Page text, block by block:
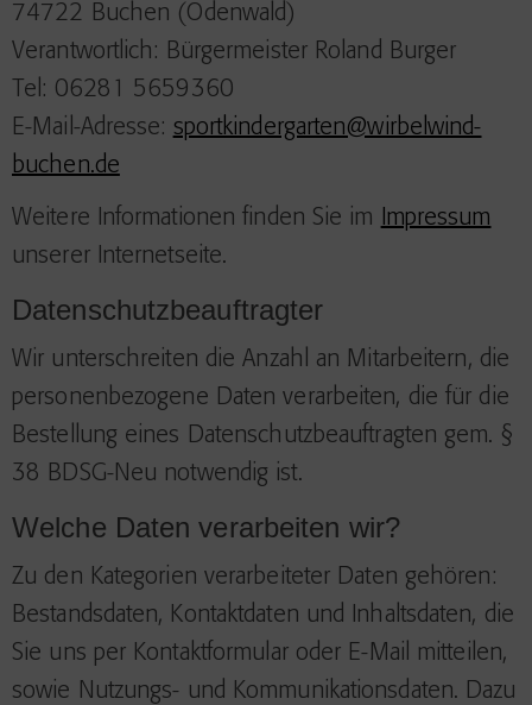
74722 Buchen (Odenwald)
Verantwortlich: Bürgermeister Roland Burger
Tel: 06281 5659360
E-Mail-Adresse: sportkindergarten@wirbelwind-
buchen.de
Weitere Informationen finden Sie im Impressum
unserer Internetseite.
Datenschutzbeauftragter
Wir unterschreiten die Anzahl an Mitarbeitern, die
personenbezogene Daten verarbeiten, die für die
Bestellung eines Datenschutzbeauftragten gem. §
38 BDSG-Neu notwendig ist.
Welche Daten verarbeiten wir?
Zu den Kategorien verarbeiteter Daten gehören:
Bestandsdaten, Kontaktdaten und Inhaltsdaten, die
Sie uns per Kontaktformular oder E-Mail mitteilen,
sowie Nutzungs- und Kommunikationsdaten. Dazu